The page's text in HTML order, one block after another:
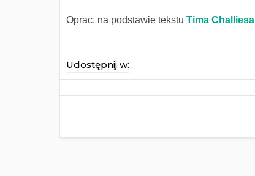
Oprac. na podstawie tekstu Tima Challiesa
Udostępnij w: